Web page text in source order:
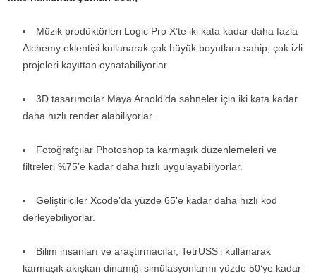
Müzik prodüktörleri Logic Pro X’te iki kata kadar daha fazla
Alchemy eklentisi kullanarak çok büyük boyutlara sahip, çok izli
projeleri kayıttan oynatabiliyorlar.
3D tasarımcılar Maya Arnold’da sahneler için iki kata kadar
daha hızlı render alabiliyorlar.
Fotoğrafçılar Photoshop’ta karmaşık düzenlemeleri ve
filtreleri %75’e kadar daha hızlı uygulayabiliyorlar.
Geliştiriciler Xcode’da yüzde 65’e kadar daha hızlı kod
derleyebiliyorlar.
Bilim insanları ve araştırmacılar, TetrUSS’i kullanarak
karmaşık akışkan dinamiği simülasyonlarını yüzde 50’ye kadar